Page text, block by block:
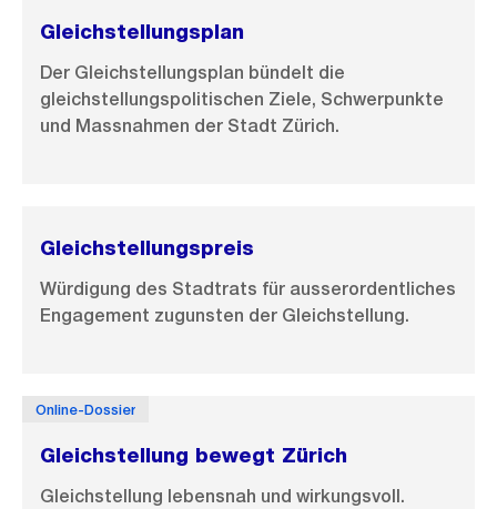
Gleichstellungsplan
Der Gleichstellungsplan bündelt die
gleichstellungspolitischen Ziele, Schwerpunkte
und Massnahmen der Stadt Zürich.
Gleichstellungspreis
Würdigung des Stadtrats für ausserordentliches
Engagement zugunsten der Gleichstellung.
Online-Dossier
Gleichstellung bewegt Zürich
Gleichstellung lebensnah und wirkungsvoll.